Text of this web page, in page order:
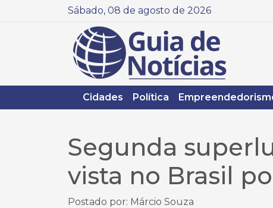
Sábado, 08 de agosto de 2026
Cidades Política
Segunda
vista no Brasil
Postado por: Márcio Souza